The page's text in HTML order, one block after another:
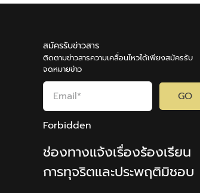
สมัครรับข่าวสาร
ติดตามข่าวสารความเคลื่อนไหวได้เพียงสมัครรับ
จดหมายข่าว
GO
Forbidden
ช่องทางแจ้งเรื่องร้องเรียน
การทุจริตและประพฤติมิชอบ